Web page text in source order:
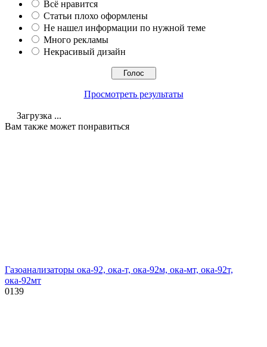
Всё нравится
Статьи плохо оформлены
Не нашел информации по нужной теме
Много рекламы
Некрасивый дизайн
Просмотреть результаты
Загрузка ...
Вам также может понравиться
Газоанализаторы ока-92, ока-т, ока-92м, ока-мт, ока-92т,
ока-92мт
0139